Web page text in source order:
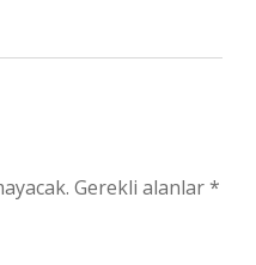
Gerekli alanlar*